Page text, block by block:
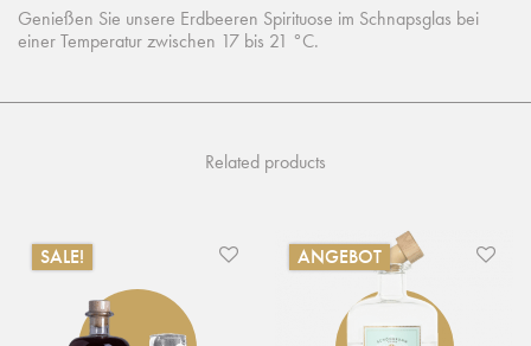
Genießen Sie unsere Erdbeeren Spirituose im Schnapsglas bei
einer Temperatur zwischen 17 bis 21 °C.
Related products
SALE! ANGEBOT